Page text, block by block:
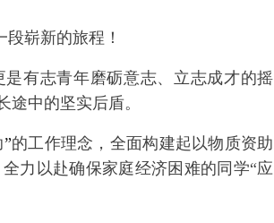
崭新的旅程！
有志青年磨砺意志、立志成才的摇
中的坚实后盾。
”的工作理念，全面构建起以物质资助
力以赴确保家庭经济困难的同学“应
近平给东北大学全体师生回信